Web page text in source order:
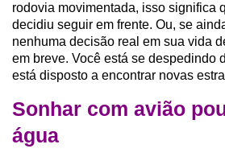
rodovia movimentada, isso significa
decidiu seguir em frente. Ou, se
nenhuma decisão real em sua vida
em breve. Você está se despedindo
está disposto a encontrar novas
Sonhar com avião
água